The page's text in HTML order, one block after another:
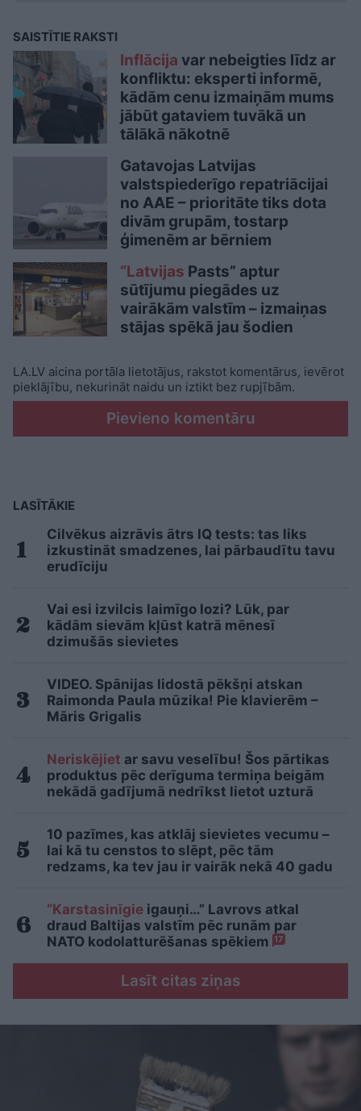
SAISTĪTIE RAKSTI
Inflācija var nebeigties līdz ar
konfliktu: eksperti informē,
kādām cenu izmaiņām mums
jābūt gataviem tuvākā un
tālākā nākotnē
Gatavojas Latvijas
valstspiederīgo repatriācijai
no AAE – prioritāte tiks dota
divām grupām, tostarp
ģimenēm ar bērniem
“Latvijas Pasts” aptur
sūtījumu piegādes uz
vairākām valstīm – izmaiņas
stājas spēkā jau šodien
LA.LV aicina portāla lietotājus, rakstot komentārus, ievērot
pieklājību, nekurināt naidu un iztikt bez rupjībām.
Pievieno komentāru
LASĪTĀKIE
Cilvēkus aizrāvis ātrs IQ tests: tas liks
izkustināt smadzenes, lai pārbaudītu tavu
erudīciju
Vai esi izvilcis laimīgo lozi? Lūk, par
kādām sievām kļūst katrā mēnesī
dzimušās sievietes
VIDEO. Spānijas lidostā pēkšņi atskan
Raimonda Paula mūzika! Pie klavierēm –
Māris Grigalis
Neriskējiet ar savu veselību! Šos pārtikas
produktus pēc derīguma termiņa beigām
nekādā gadījumā nedrīkst lietot uzturā
10 pazīmes, kas atklāj sievietes vecumu –
lai kā tu censtos to slēpt, pēc tām
redzams, ka tev jau ir vairāk nekā 40 gadu
“Karstasinīgie igauņi…” Lavrovs atkal
draud Baltijas valstīm pēc runām par
NATO kodolatturēšanas spēkiem 17
Lasīt citas ziņas